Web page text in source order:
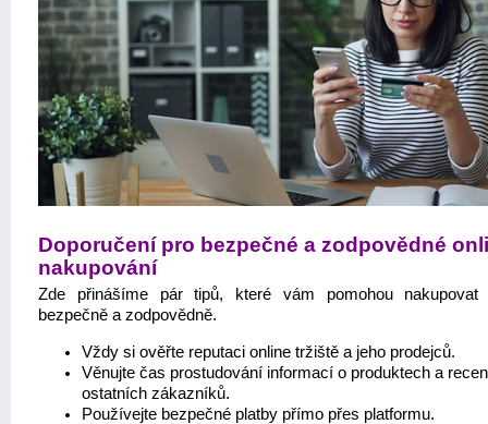
Doporučení pro bezpečné a zodpovědné
nakupování
Zde přinášíme pár tipů, které vám pomohou nakupovat
bezpečně a zodpovědně.
Vždy si ověřte reputaci online tržiště a jeho prodejců.
Věnujte čas prostudování informací o produktech a
ostatních zákazníků.
Používejte bezpečné platby přímo přes platformu.